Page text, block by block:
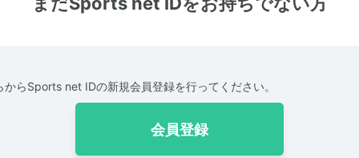
からSports net IDの新規会員登録を行ってください。
会員登録